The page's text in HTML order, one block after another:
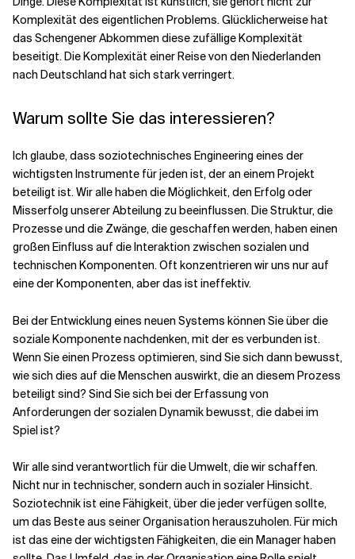
Komplexität des eigentlichen Problems. Glücklicherweise hat
das Schengener Abkommen diese zufällige Komplexität
beseitigt. Die Komplexität einer Reise von den Niederlanden
nach Deutschland hat sich stark verringert.
Warum sollte Sie das interessieren?
Ich glaube, dass soziotechnisches Engineering eines der
wichtigsten Instrumente für jeden ist, der an einem Projekt
beteiligt ist. Wir alle haben die Möglichkeit, den Erfolg oder
Misserfolg unserer Abteilung zu beeinflussen. Die Struktur, die
Prozesse und die Zwänge, die geschaffen werden, haben einen
großen Einfluss auf die Interaktion zwischen sozialen und
technischen Komponenten. Oft konzentrieren wir uns nur auf
eine der Komponenten, aber das ist ineffektiv.
Bei der Entwicklung eines neuen Systems können Sie über die
soziale Komponente nachdenken, mit der es verbunden ist.
Wenn Sie einen Prozess optimieren, sind Sie sich dann bewusst,
wie sich dies auf die Menschen auswirkt, die an diesem Prozess
beteiligt sind? Sind Sie sich bei der Erfassung von
Anforderungen der sozialen Dynamik bewusst, die dabei im
Spiel ist?
Wir alle sind verantwortlich für die Umwelt, die wir schaffen.
Nicht nur in technischer, sondern auch in sozialer Hinsicht.
Soziotechnik ist eine Fähigkeit, über die jeder verfügen sollte,
um das Beste aus seiner Organisation herauszuholen. Für mich
ist das eine der wichtigsten Fähigkeiten, die ein Manager haben